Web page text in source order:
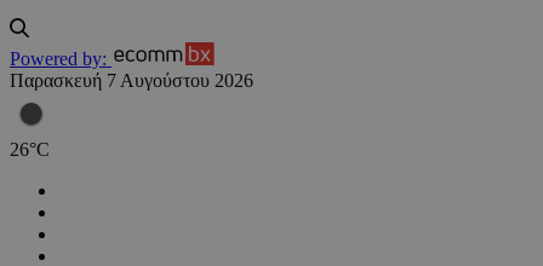
Powered by:
Παρασκευή 7 Αυγούστου 2026
26°C